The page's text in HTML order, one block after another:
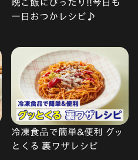
晩ご飯にぴったり!!今日も
一日おつかレシピ♪
冷凍食品で簡単&便利 グッ
とくる 裏ワザレシピ